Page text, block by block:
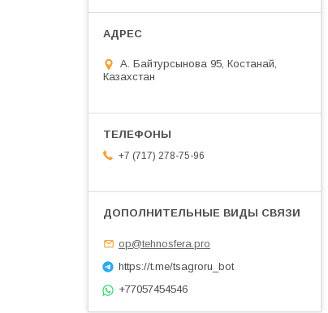
А. Байтурсынова 95, Костанай,
Казахстан
+7 (717) 278-75-96
op@tehnosfera.pro
https://t.me/tsagroru_bot
+77057454546